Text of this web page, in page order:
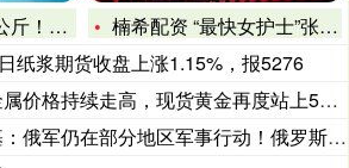
量上市
楠希配资 “最快女护士”张水华账号已清空，好友：她虽然报名了
纸浆期货收盘上涨1.15%，报5276
格持续走高，现货黄金再度站上5000美
军仍在部分地区军事行动！俄罗斯：停火期